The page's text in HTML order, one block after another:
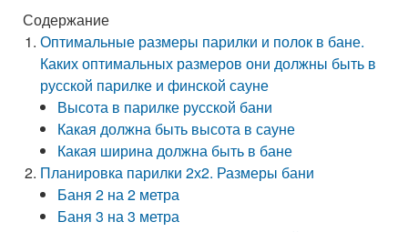
Содержание
Оптимальные размеры парилки и полок в бане.
Каких оптимальных размеров они должны быть в
русской парилке и финской сауне
Высота в парилке русской бани
Какая должна быть высота в сауне
Какая ширина должна быть в бане
Планировка парилки 2х2. Размеры бани
Баня 2 на 2 метра
Баня 3 на 3 метра